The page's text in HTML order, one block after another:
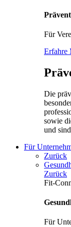
Für
Erfahre
Die
sowie
und
Für
Zurück
Zurück
Fit-
Für